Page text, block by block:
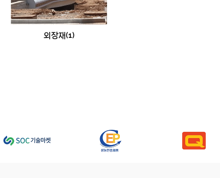
외장재(1)